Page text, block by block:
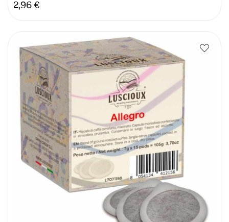
Precio
2,96 €